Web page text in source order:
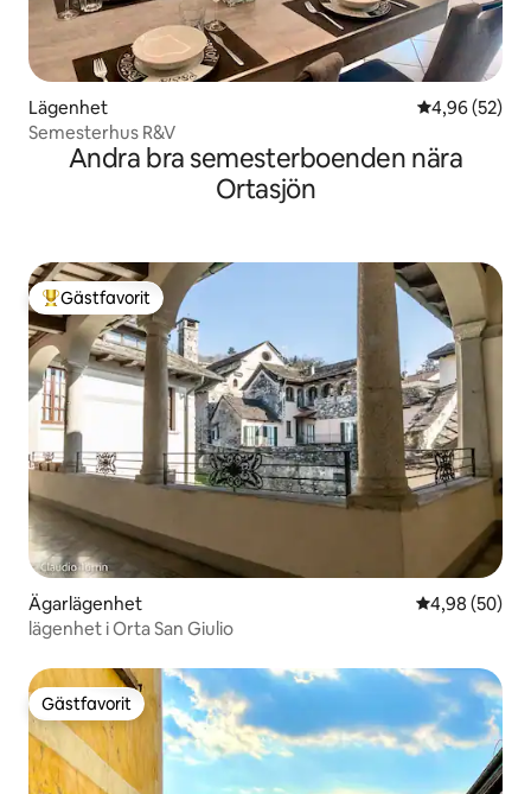
Lägenhet 4,96 av 5 i
4,96 (52)
Semesterhus R&V
Andra bra semesterboenden nära
Ortasjön
Populär gästfavorit
Gästfavorit
Ägarlägenhet 4,98 av 5 i
4,98 (50)
lägenhet i Orta San Giulio
Gästfavorit
Gästfavorit